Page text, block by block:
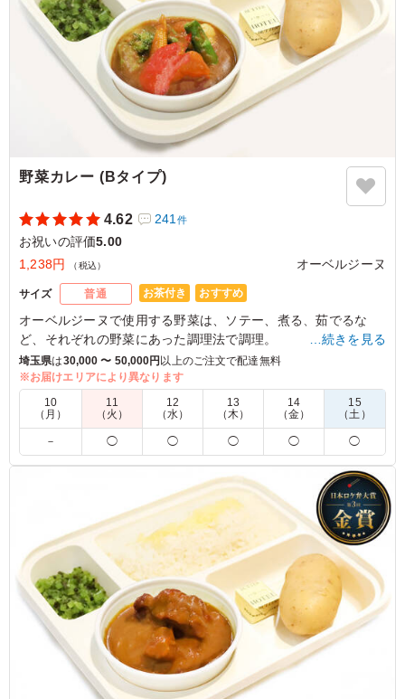
東京都世田谷区北烏山2024/05/29
野菜カレー (Bタイプ)
4.62 241 件
お祝いの評価5.00
1,238円
（税込） オーベルジーヌ
サイズ 普通 お茶付き おすすめ
オーベルジーヌで使用する野菜は、ソテー、煮る、茹でるな
ど、それぞれの野菜にあった調理法で調理。
大きめにカットしているので、ゴロゴロした食感をお楽しみい
ただけます。（野菜の内容は季節によって異なる場合がござい
ます）
※喫食までにバターが溶けてしまう場合がございます。冷蔵庫
等で保管できるご用意をお願い致します。
※オプションにて店舗ロゴ入りの紙のスリーブケース(化粧箱)
をご用意しております。ご希望の際は下記「ご飯の種類」プル
ダウンよりご選択ください。
また、画像サンプルはカテゴリ：「オプション」内の「スリー
ブケース(化粧箱)」をご参照ください。各商品共通のケースと
なります。
5.0 古川電気工業株式会社
野菜の甘みがとても感じられて非常においしかったです。
肉が食べられない社員もカレーを頼むことができ助かりま
した。 当日、野菜カレーを頼んだ社員が一名休んだた
め、数人で具を分けたのですが皆に好評でした。
…続きを見る
埼玉県は30,000 〜 50,000円以上のご注文で配達無料
※お届けエリアにより異なります
10
（月）
11
（火）
12
（水）
13
（木）
14
（金）
15
（土）
－ ◯ ◯ ◯ ◯ ◯